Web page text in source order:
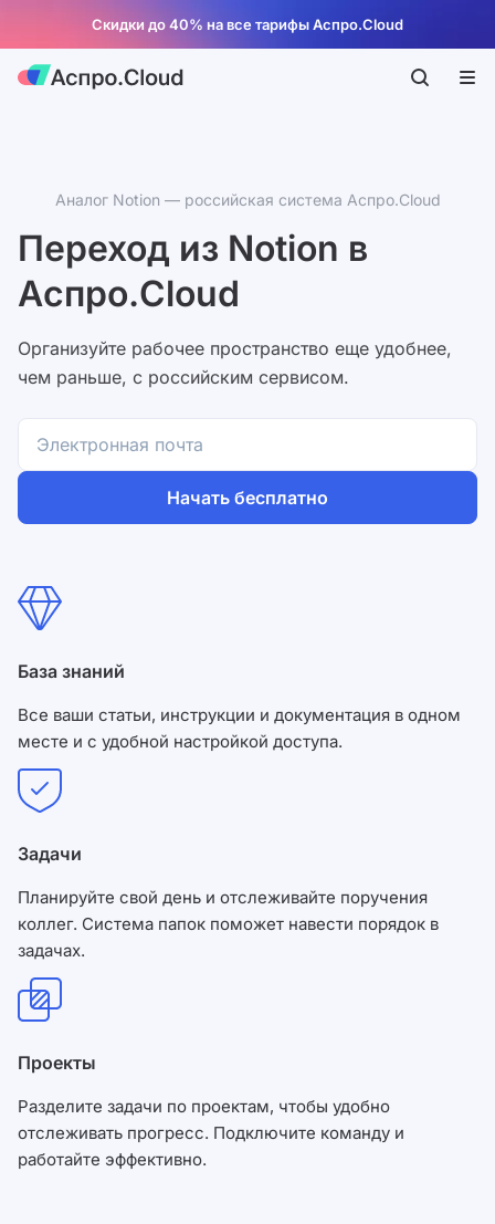
Скидки до 40% на все тарифы Аспро.Cloud
Аналог Notion — российская система Аспро.Cloud
Переход из Notion в
Аспро.Cloud
Организуйте рабочее пространство еще удобнее,
чем раньше, с российским сервисом.
Начать бесплатно
База знаний
Все ваши статьи, инструкции и документация в одном
месте и с удобной настройкой доступа.
Задачи
Планируйте свой день и отслеживайте поручения
коллег. Система папок поможет навести порядок в
задачах.
Проекты
Разделите задачи по проектам, чтобы удобно
отслеживать прогресс. Подключите команду и
работайте эффективно.